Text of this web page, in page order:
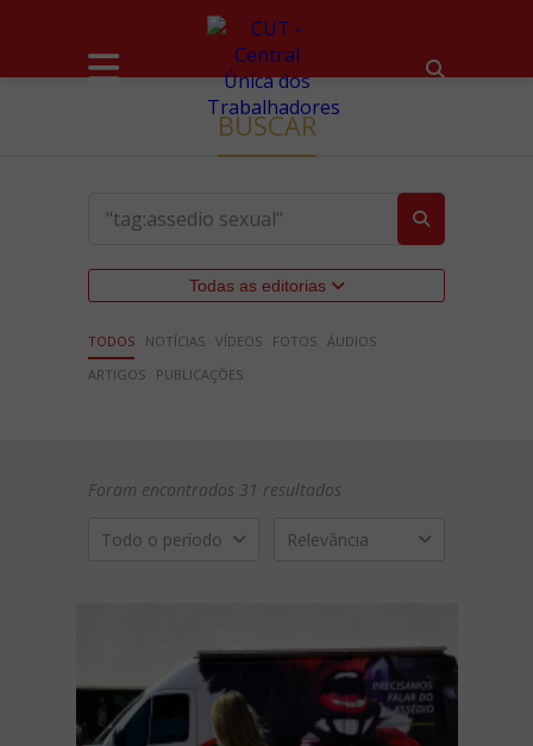
BUSCAR
Todas as editorias
TODOS NOTÍCIAS VÍDEOS FOTOS ÁUDIOS
ARTIGOS
PUBLICAÇÕES
Foram encontrados 31 resultados
Todo o período Relevância